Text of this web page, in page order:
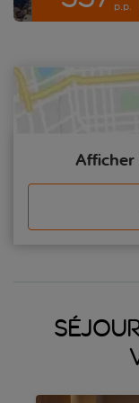
clubs et bars qui
un melting-pot de
longues.
p.p.
Afficher